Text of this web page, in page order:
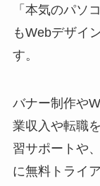
「本気のパソ
もWebデザイ
す。
バナー制作や
業収入や転職
習サポートや
に無料トライ